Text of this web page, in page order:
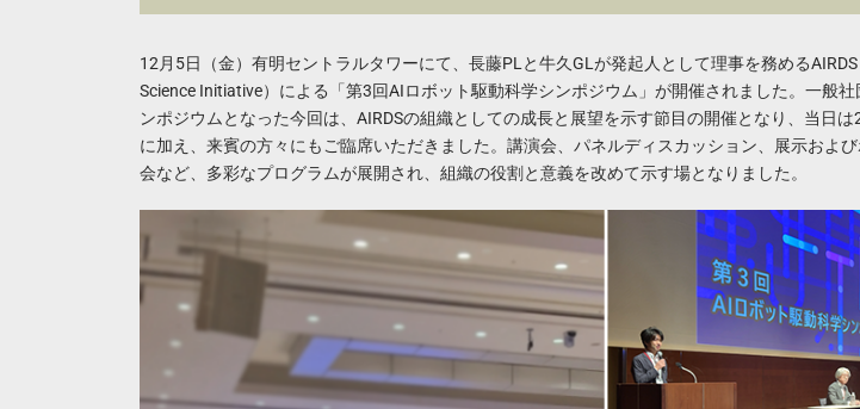
12月5日（金）有明セントラルタワーにて、長藤PLと牛久GLが発起人として理事を務める
Science Initiative）による「第3回AIロボット駆動科学シンポジウム」が開催されました。一般
ンポジウムとなった今回は、AIRDSの組織としての成長と展望を示す節目の開催となり、当日
に加え、来賓の方々にもご臨席いただきました。講演会、パネルディスカッション、展示およ
会など、多彩なプログラムが展開され、組織の役割と意義を改めて示す場となりました。